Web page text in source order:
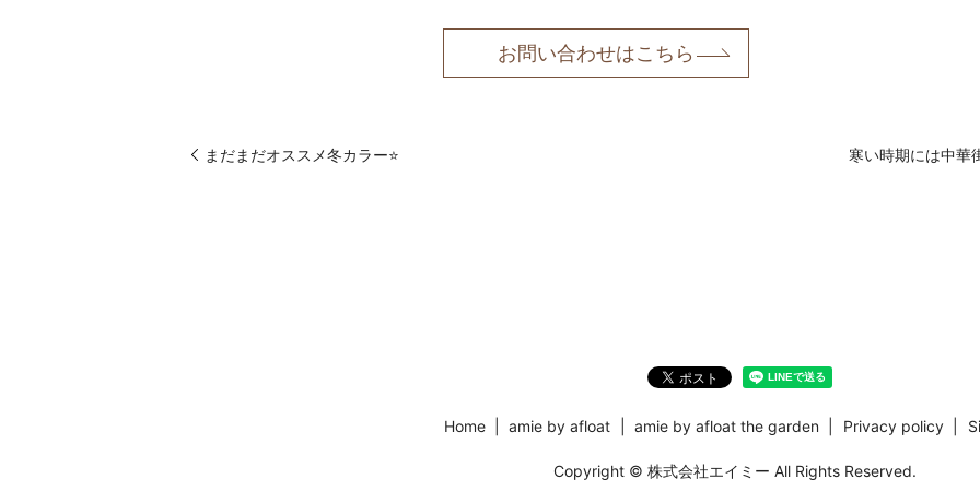
お問い合わせはこちら
まだまだオススメ冬カラー⭐️ 寒い時期には中華
Home amie by afloat amie by afloat the garden Privacy policy
Copyright © 株式会社エイミー All Rights Reserved.